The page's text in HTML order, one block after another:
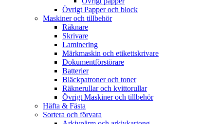
Övrigt Papper och block
Maskiner och tillbehör
Räknare
Skrivare
Laminering
Märkmaskin och etikettskrivare
Dokumentförstörare
Batterier
Bläckpatroner och toner
Räknerullar och kvittorullar
Övrigt Maskiner och tillbehör
Häfta & Fästa
Sortera och förvara